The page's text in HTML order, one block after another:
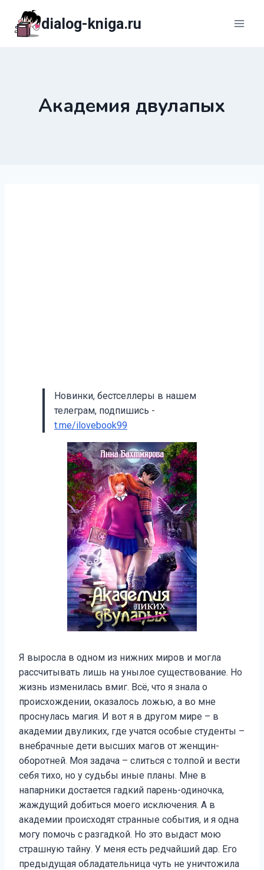
содержимому
dialog-kniga.ru
Академия двулапых
Новинки, бестселлеры в нашем
телеграм, подпишись -
t.me/ilovebook99
Я выросла в одном из нижних миров и могла
рассчитывать лишь на унылое существование. Но
жизнь изменилась вмиг. Всё, что я знала о
происхождении, оказалось ложью, а во мне
проснулась магия. И вот я в другом мире – в
академии двуликих, где учатся особые студенты –
внебрачные дети высших магов от женщин-
оборотней. Моя задача – слиться с толпой и вести
себя тихо, но у судьбы иные планы. Мне в
напарники достается гадкий парень-одиночка,
жаждущий добиться моего исключения. А в
академии происходят странные события, и я одна
могу помочь с разгадкой. Но это выдаст мою
страшную тайну. У меня есть редчайший дар. Его
предыдущая обладательница чуть не уничтожила